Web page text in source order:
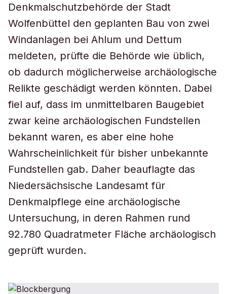
Denkmalschutzbehörde der Stadt
Wolfenbüttel den geplanten Bau von zwei
Windanlagen bei Ahlum und Dettum
meldeten, prüfte die Behörde wie üblich,
ob dadurch möglicherweise archäologische
Relikte geschädigt werden könnten. Dabei
fiel auf, dass im unmittelbaren Baugebiet
zwar keine archäologischen Fundstellen
bekannt waren, es aber eine hohe
Wahrscheinlichkeit für bisher unbekannte
Fundstellen gab. Daher beauflagte das
Niedersächsische Landesamt für
Denkmalpflege eine archäologische
Untersuchung, in deren Rahmen rund
92.780 Quadratmeter Fläche archäologisch
geprüft wurden.